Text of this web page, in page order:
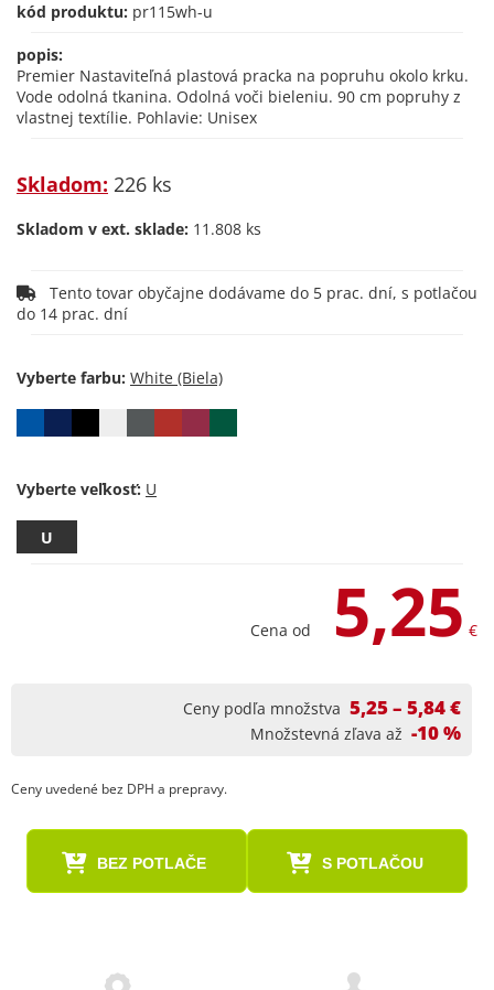
kód produktu: pr115wh-u
popis:
Premier Nastaviteľná plastová pracka na popruhu okolo krku.
Vode odolná tkanina. Odolná voči bieleniu. 90 cm popruhy z
vlastnej textílie. Pohlavie: Unisex
Skladom: 226 ks
Skladom v ext. sklade: 11.808 ks
do 14 prac. dní
Vyberte farbu:
Vyberte veľkosť:
U
Cena od 5,25 €
Ceny podľa množstva 5,25 – 5,84 €
Množstevná zľava až -10 %
Ceny uvedené bez DPH a prepravy.
BEZ POTLAČE S POTLAČOU